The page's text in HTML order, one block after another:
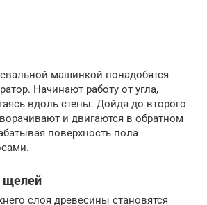
машинкой понадобятся
Начинают работу от угла,
вдоль стены. Дойдя до второго
и двигаются в обратном
поверхность пола
щелей
слоя древесины становятся